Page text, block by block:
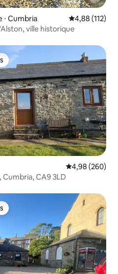
Cumbria Évaluation
4,88 (112)
ville historique
plus appréciés
Évaluation
4,98 (260)
CA9 3LD
plus appréciés